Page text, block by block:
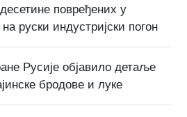
повређених у
руски индустријски погон
Русије објавило детаље
бродове и луке